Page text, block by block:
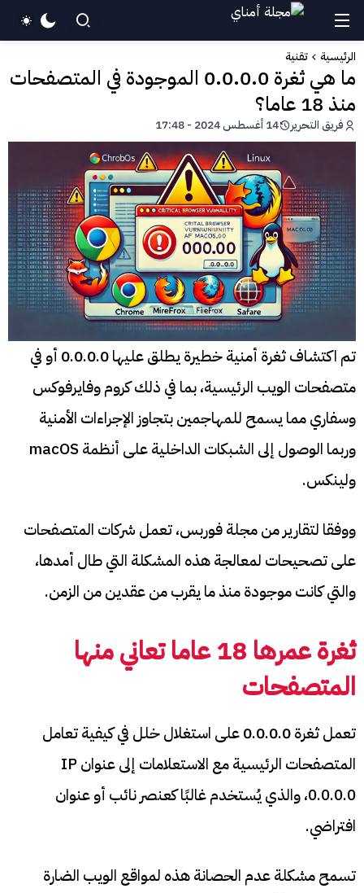
الرئيسية تقنية
ما هي ثغرة 0.0.0.0 الموجودة في المتصفحات
منذ 18 عاما؟
فريق التحرير 14 أغسطس 2024 - 17:48
تم اكتشاف ثغرة أمنية خطيرة يطلق عليها 0.0.0.0 أو في
متصفحات الويب الرئيسية، بما في ذلك كروم وفايرفوكس
وسفاري مما يسمح للمهاجمين بتجاوز الإجراءات الأمنية
وربما الوصول إلى الشبكات الداخلية على أنظمة macOS
ولينكس.
ووفقا لتقارير من مجلة فوربس، تعمل شركات المتصفحات
على تصحيحات لمعالجة هذه المشكلة التي طال أمدها،
والتي كانت موجودة منذ ما يقرب من عقدين من الزمن.
ثغرة عمرها 18 عاما تعاني منها
المتصفحات
تعمل ثغرة 0.0.0.0 على استغلال خلل في كيفية تعامل
المتصفحات الرئيسية مع الاستعلامات إلى عنوان IP
0.0.0.0، والذي يُستخدم غالبًا كعنصر نائب أو عنوان
افتراضي.
تسمح مشكلة عدم الحصانة هذه لمواقع الويب الضارة